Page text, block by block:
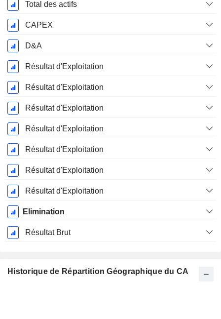
Total des actifs
CAPEX
D&A
Résultat d'Exploitation
Résultat d'Exploitation
Résultat d'Exploitation
Résultat d'Exploitation
Résultat d'Exploitation
Résultat d'Exploitation
Résultat d'Exploitation
Elimination
Résultat Brut
Historique de Répartition Géographique du CA